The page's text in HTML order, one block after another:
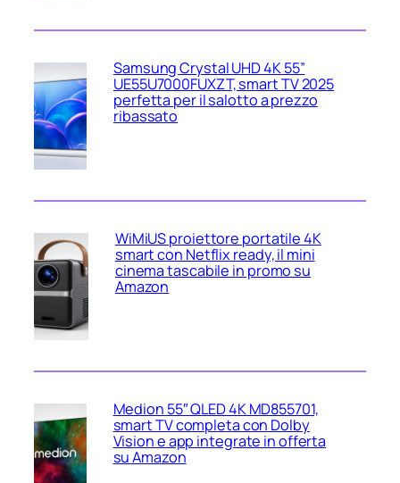
Samsung Crystal UHD 4K 55”
UE55U7000FUXZT, smart TV 2025
perfetta per il salotto a prezzo
ribassato
WiMiUS proiettore portatile 4K
smart con Netflix ready, il mini
cinema tascabile in promo su
Amazon
Medion 55″ QLED 4K MD855701,
smart TV completa con Dolby
Vision e app integrate in offerta
su Amazon